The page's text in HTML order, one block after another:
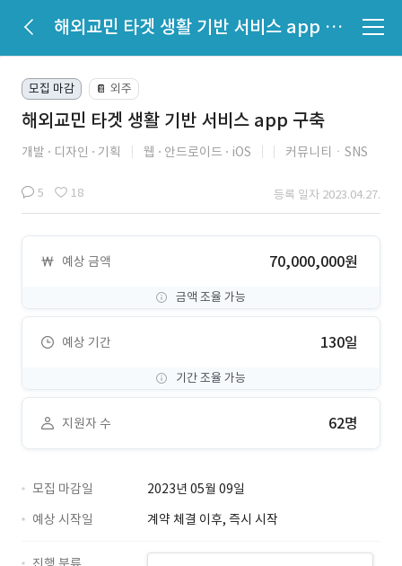
해외교민 타겟 생활 기반 서비스 app 구축
모집 마감 📔 외주
해외교민 타겟 생활 기반 서비스 app 구축
개발 디자인 기획 웹 안드로이드 iOS 커뮤니티ㆍSNS
5 18 등록 일자 2023.04.27.
예상 금액 70,000,000원
금액 조율 가능
예상 기간 130일
기간 조율 가능
지원자 수 62명
모집 마감일
2023년 05월 09일
예상 시작일
계약 체결 이후, 즉시 시작